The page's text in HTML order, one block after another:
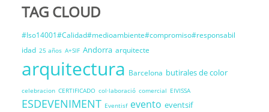
TAG CLOUD
#Iso14001#Calidad#medioambiente#compromiso#responsabil
idad 25 años A+SIF Andorra arquitecte
arquitectura Barcelona butirales de color
celebracion CERTIFICADO col·laboració comercial EIVISSA
ESDEVENIMENT Eventisf evento eventsif